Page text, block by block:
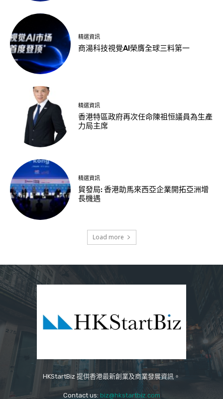
精選資訊
商湯科技視覺AI榮膺全球三料第一
精選資訊
香港特區政府再次任命陳祖恒議員為生產
力局主席
精選資訊
貿發局: 香港助馬來西亞企業開拓亞洲增
長機遇
Load more
HKStartBiz 提供香港最新創業及商業發展資訊。
Contact us: biz@hkstartbiz.com